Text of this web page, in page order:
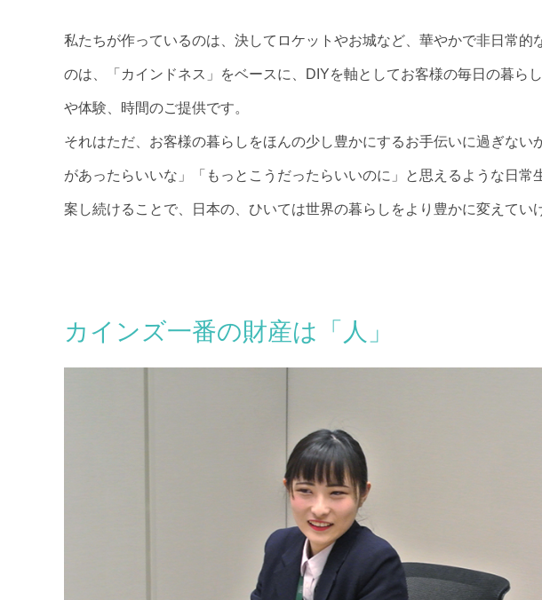
私たちが作っているのは、決してロケットやお城など、華やかで非日常
のは、「カインドネス」をベースに、DIYを軸としてお客様の毎日の暮ら
や体験、時間のご提供です。
それはただ、お客様の暮らしをほんの少し豊かにするお手伝いに過ぎな
があったらいいな」「もっとこうだったらいいのに」と思えるような日
案し続けることで、日本の、ひいては世界の暮らしをより豊かに変えてい
カインズ一番の財産は「人」